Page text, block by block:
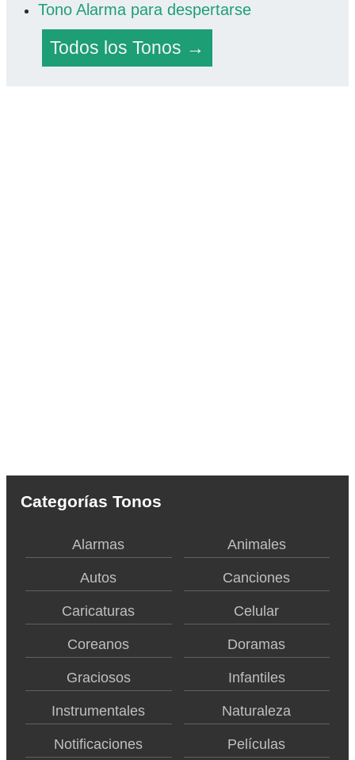
Tono Alarma para despertarse
Todos los Tonos →
Categorías Tonos
Alarmas Animales
Autos Canciones
Caricaturas Celular
Coreanos Doramas
Graciosos Infantiles
Instrumentales Naturaleza
Notificaciones Películas